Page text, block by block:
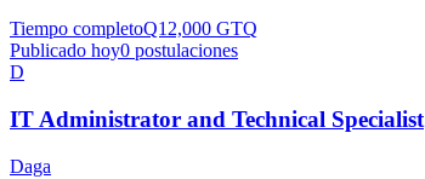
Tiempo completoQ12,000 GTQ
Publicado hoy0 postulaciones
D
IT Administrator and Technical Specialist
Daga